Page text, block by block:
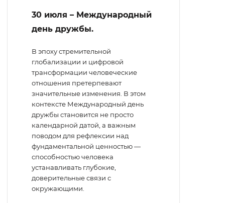
30 июля – Международный
день дружбы.
В эпоху стремительной
глобализации и цифровой
трансформации человеческие
отношения претерпевают
значительные изменения. В этом
контексте Международный день
дружбы становится не просто
календарной датой, а важным
поводом для рефлексии над
фундаментальной ценностью —
способностью человека
устанавливать глубокие,
доверительные связи с
окружающими.